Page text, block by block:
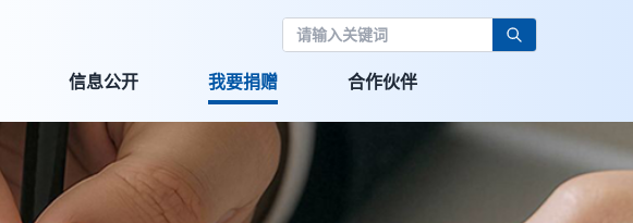
信息公开 我要捐赠 合作伙伴